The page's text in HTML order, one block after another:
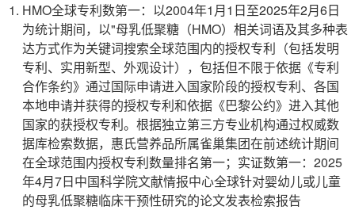
HMO全球专利数第一：以2004年1月1日至2025年2月6日
为统计期间，以"母乳低聚糖（HMO）相关词语及其多种表
达方式作为关键词搜索全球范围内的授权专利（包括发明
专利、实用新型、外观设计），包括但不限于依据《专利
合作条约》通过国际申请进入国家阶段的授权专利、各国
本地申请并获得的授权专利和依据《巴黎公约》进入其他
国家的获授权专利。根据独立第三方专业机构通过权威数
据库检索数据，惠氏营养品所属雀巢集团在前述统计期间
在全球范围内授权专利数量排名第一；实证数第一：2025
年4月7日中国科学院文献情报中心全球针对婴幼儿或儿童
的母乳低聚糖临床干预性研究的论文发表检索报告